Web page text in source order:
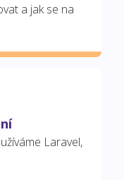
a jak se na
Laravel,